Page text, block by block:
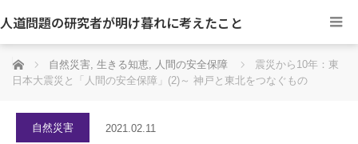
人道問題の研究者が明け暮れに考えたこと
ホーム 自然災害, 生きる知恵, 人間の安全保障
震災から10年：東
日本大震災と「人間の安全保障」(2)～ 神戸と東北をつなぐもの
自然災害 2021.02.11